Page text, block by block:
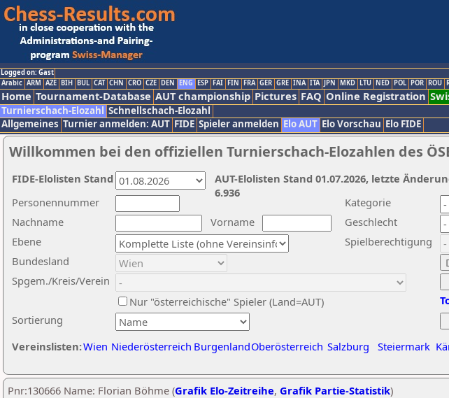
Logged on: Gast
Arabic ARM AZE BIH BUL CAT CHN CRO CZE DEN ENG ESP FAI FIN FRA GER GRE INA ITA JPN MKD LTU NED POL POR ROU
Home Tournament-Database AUT championship Pictures FAQ Online Registration
Turnierschach-Elozahl Schnellschach-Elozahl
Allgemeines Turnier anmelden: AUT FIDE Spieler anmelden Elo AUT Elo Vorschau Elo FIDE
Willkommen bei den offiziellen Turnierschach-Elozahlen des
Nachname
Vorname
Ebene
Kategorie
Sortierung
Personennummer
Bundesland
Spgem./Kreis/Verein
Geschlecht
Nur "österreichische" Spieler (Land=AUT)
Spielberechtigung
Vereinslisten:Wien Niederösterreich BurgenlandOberösterreich Salzburg Steiermark
AUT-Elolisten Stand 01.07.2026, letzte
6.936
FIDE-Elolisten Stand
Pnr:130666 Name: Florian Böhme (Grafik Elo-Zeitreihe, Grafik Partie-Statistik)